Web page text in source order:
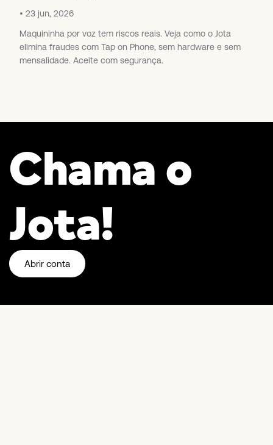
23 jun, 2026
Maquininha por voz tem riscos reais. Veja como o Jota
elimina fraudes com Tap on Phone, sem hardware e sem
mensalidade. Aceite com segurança.
Chama o
Jota!
Abrir conta